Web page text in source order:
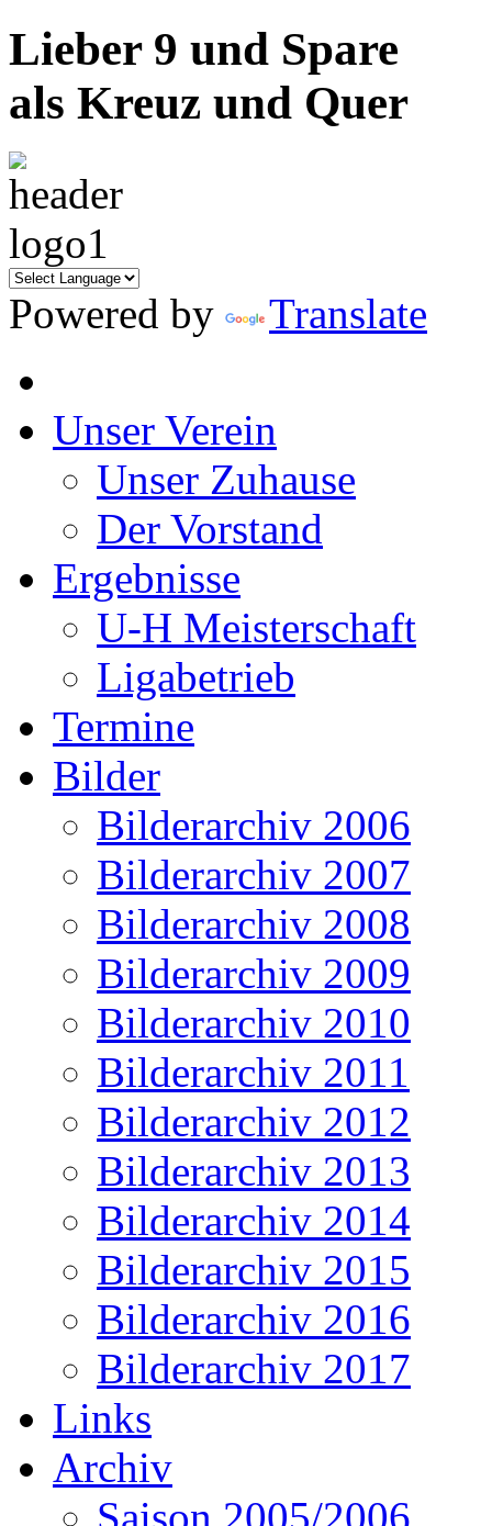
Lieber 9 und Spare
als Kreuz und Quer
Powered by Translate
Unser Verein
Unser Zuhause
Der Vorstand
Ergebnisse
U-H Meisterschaft
Ligabetrieb
Termine
Bilder
Bilderarchiv 2006
Bilderarchiv 2007
Bilderarchiv 2008
Bilderarchiv 2009
Bilderarchiv 2010
Bilderarchiv 2011
Bilderarchiv 2012
Bilderarchiv 2013
Bilderarchiv 2014
Bilderarchiv 2015
Bilderarchiv 2016
Bilderarchiv 2017
Links
Archiv
Saison 2005/2006